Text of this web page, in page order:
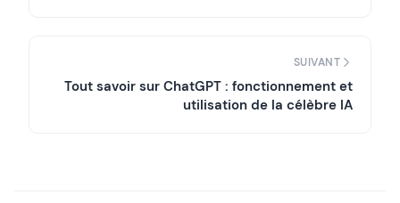
SUIVANT
Tout savoir sur ChatGPT : fonctionnement et
utilisation de la célèbre IA